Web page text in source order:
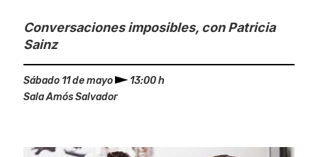
Conversaciones imposibles, con Patricia
Sainz
Sábado 11 de mayo
13:00 h
Sala Amós Salvador